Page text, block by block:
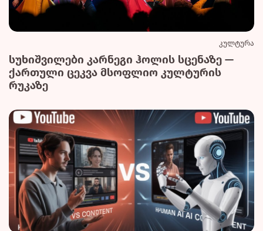
კულტურა
სუხიშვილები კარნეგი ჰოლის სცენაზე —
ქართული ცეკვა მსოფლიო კულტურის
რუკაზე